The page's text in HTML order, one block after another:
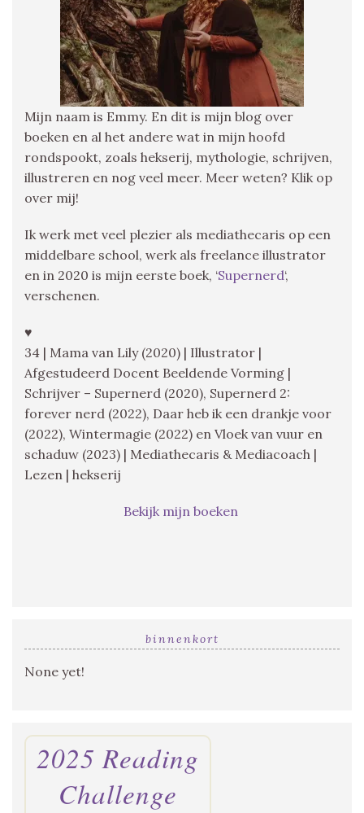
Mijn naam is Emmy. En dit is mijn blog over
boeken en al het andere wat in mijn hoofd
rondspookt, zoals hekserij, mythologie, schrijven,
illustreren en nog veel meer. Meer weten? Klik op
over mij!
Ik werk met veel plezier als mediathecaris op een
middelbare school, werk als freelance illustrator
en in 2020 is mijn eerste boek, ‘Supernerd‘,
verschenen.
♥
34 | Mama van Lily (2020) | Illustrator |
Afgestudeerd Docent Beeldende Vorming |
Schrijver – Supernerd (2020), Supernerd 2:
forever nerd (2022), Daar heb ik een drankje voor
(2022), Wintermagie (2022) en Vloek van vuur en
schaduw (2023) | Mediathecaris & Mediacoach |
Lezen | hekserij
Bekijk mijn boeken
binnenkort
None yet!
2025 Reading
Challenge